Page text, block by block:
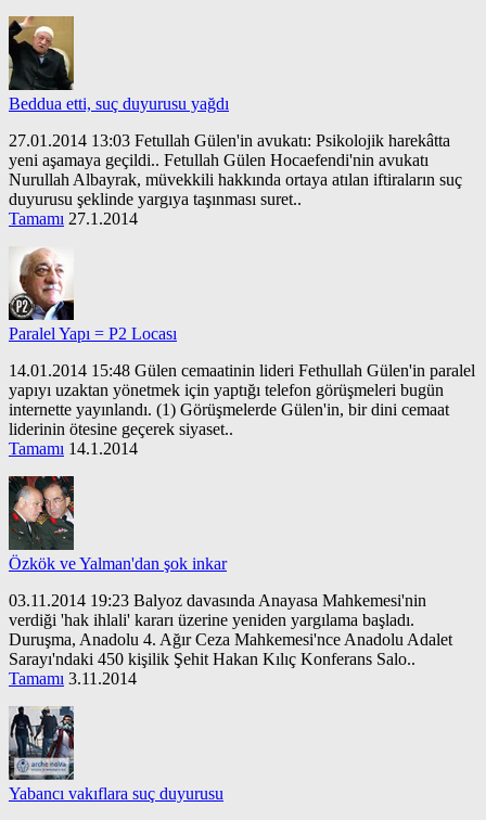
Beddua etti, suç duyurusu yağdı
27.01.2014 13:03 Fetullah Gülen'in avukatı: Psikolojik harekâtta
yeni aşamaya geçildi.. Fetullah Gülen Hocaefendi'nin avukatı
Nurullah Albayrak, müvekkili hakkında ortaya atılan iftiraların suç
duyurusu şeklinde yargıya taşınması suret..
Tamamı 27.1.2014
Paralel Yapı = P2 Locası
14.01.2014 15:48 Gülen cemaatinin lideri Fethullah Gülen'in paralel
yapıyı uzaktan yönetmek için yaptığı telefon görüşmeleri bugün
internette yayınlandı. (1) Görüşmelerde Gülen'in, bir dini cemaat
liderinin ötesine geçerek siyaset..
Tamamı 14.1.2014
Özkök ve Yalman'dan şok inkar
03.11.2014 19:23 Balyoz davasında Anayasa Mahkemesi'nin
verdiği 'hak ihlali' kararı üzerine yeniden yargılama başladı.
Duruşma, Anadolu 4. Ağır Ceza Mahkemesi'nce Anadolu Adalet
Sarayı'ndaki 450 kişilik Şehit Hakan Kılıç Konferans Salo..
Tamamı 3.11.2014
Yabancı vakıflara suç duyurusu